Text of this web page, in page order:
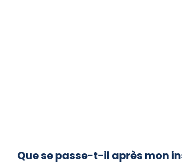
Que se passe-t-il après mon